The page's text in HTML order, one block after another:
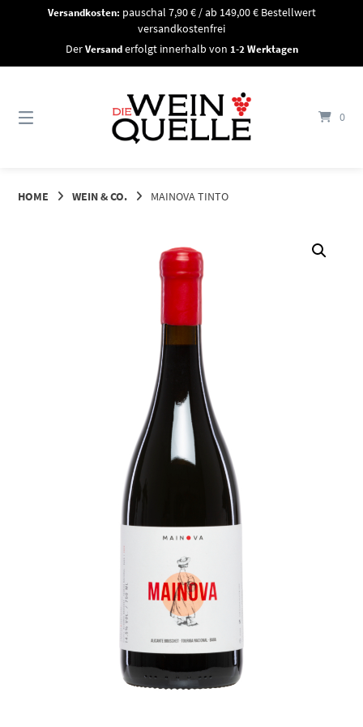
Versandkosten: pauschal 7,90 € / ab 149,00 € Bestellwert
versandkostenfrei
DerVersanderfolgt innerhalb von 1-2 Werktagen
0
HOME WEIN & CO. MAINOVA TINTO